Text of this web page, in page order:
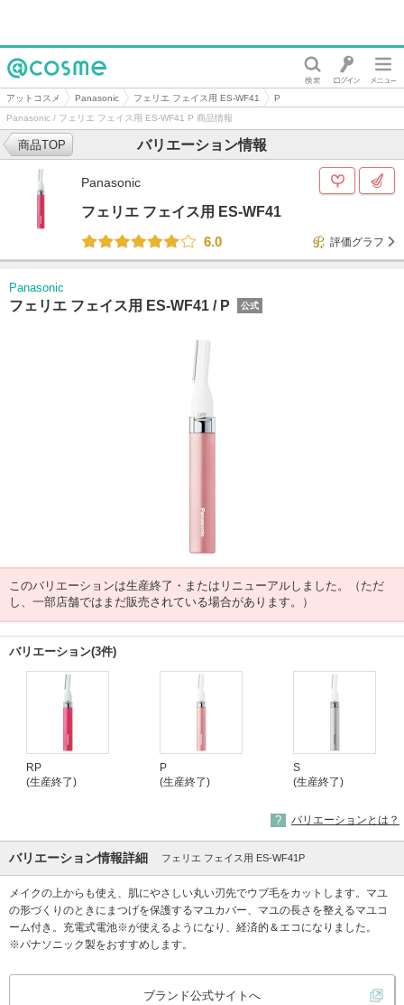
@cosme
アットコスメ Panasonic フェリエ フェイス用 ES-WF41
P
Panasonic / フェリエ フェイス用 ES-WF41 P 商品情報
バリエーション情報
商品TOP
Panasonic
フェリエ フェイス用 ES-WF41
6.0
評価グラフ
Panasonic
フェリエ フェイス用 ES-WF41 / P 公式
このバリエーションは生産終了・またはリニューアルしました。（ただ
し、一部店舗ではまだ販売されている場合があります。）
バリエーション(3件)
RP
(生産終了)
P
(生産終了)
S
(生産終了)
バリエーションとは？
バリエーション情報詳細 フェリエ フェイス用 ES-WF41P
メイクの上からも使え、肌にやさしい丸い刃先でウブ毛をカットします。マユ
の形づくりのときにまつげを保護するマユカバー、マユの長さを整えるマユコ
ーム付き。充電式電池※が使えるようになり、経済的＆エコになりました。
※パナソニック製をおすすめします。
ブランド公式サイトへ